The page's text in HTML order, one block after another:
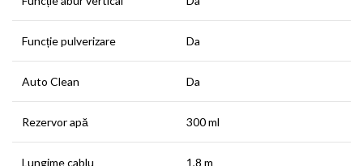
Funcție pulverizare Da
Auto Clean Da
Rezervor apă 300 ml
Lungime cablu 1,8 m